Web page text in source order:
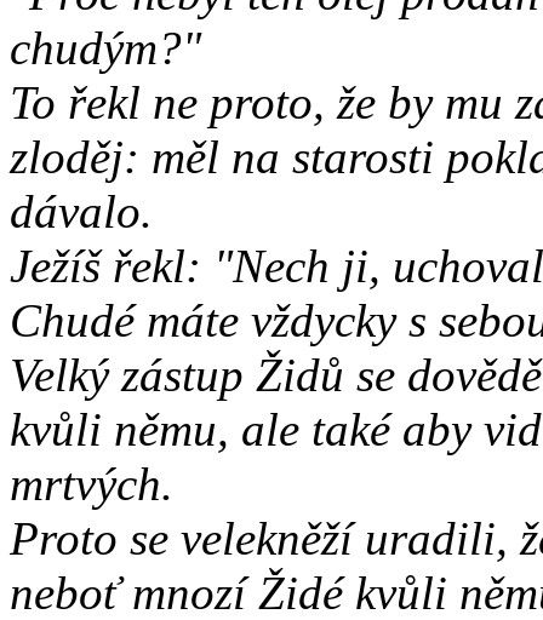
chudým?"
To řekl ne proto, že by mu
zloděj: měl na starosti
dávalo.
Ježíš řekl: "Nech ji,
Chudé máte vždycky s
Velký zástup Židů se
kvůli němu, ale také aby
mrtvých.
Proto se velekněží uradili,
neboť mnozí Židé kvůli